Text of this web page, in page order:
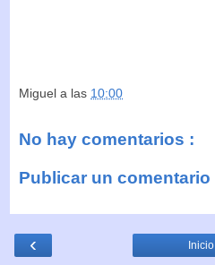
Miguel a las 10:00
No hay comentarios :
Publicar un comentario
‹ Inicio